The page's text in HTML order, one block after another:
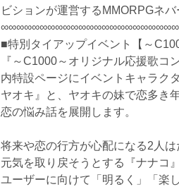
ビションが運営するMMORPGネ
■特別タイアップイベント【～
『～C1000～オリジナル応援歌コ
内特設ページにイベントキャラク
ヤオキ』と、ヤオキの妹で恋多き
恋の悩み話を展開します。
将来や恋の行方が心配になる2人
元気を取り戻そうとする『ナナコ
ユーザーに向けて「明るく」「楽